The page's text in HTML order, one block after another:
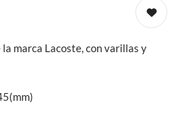
marca Lacoste, con varillas y